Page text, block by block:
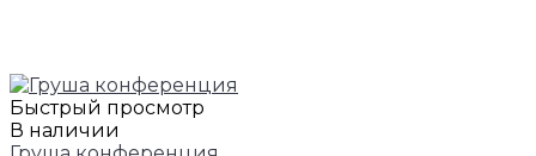
Быстрый просмотр
В наличии